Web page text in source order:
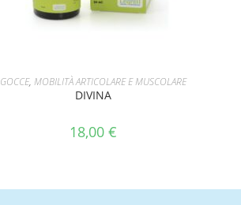
AGGIUNGI AL CARRELLO
GOCCE,MOBILITÀ ARTICOLARE E MUSCOLARE
DIVINA
18,00€